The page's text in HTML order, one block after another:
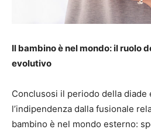
Il bambino è nel mondo: il ruolo
evolutivo
Conclusosi il periodo della diade
l’indipendenza dalla fusionale
bambino è nel mondo esterno: